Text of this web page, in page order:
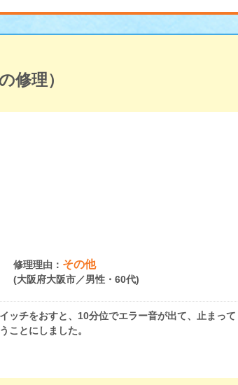
修理）
修理理由： その他
(大阪府大阪市／男性・60代)
ッチをおすと、10分位でエラー音が出て、止まっ
ことにしました。